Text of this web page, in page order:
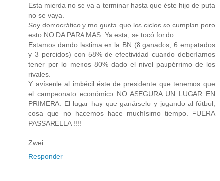
Esta mierda no se va a terminar hasta que éste hijo de puta
no se vaya.
Soy democrático y me gusta que los ciclos se cumplan pero
esto NO DA PARA MAS. Ya esta, se tocó fondo.
Estamos dando lastima en la BN (8 ganados, 6 empatados
y 3 perdidos) con 58% de efectividad cuando deberíamos
tener por lo menos 80% dado el nivel paupérrimo de los
rivales.
Y avísenle al imbécil éste de presidente que tenemos que
el campeonato económico NO ASEGURA UN LUGAR EN
PRIMERA. El lugar hay que ganárselo y jugando al fútbol,
cosa que no hacemos hace muchísimo tiempo. FUERA
PASSARELLA !!!!!
Zwei.
Responder